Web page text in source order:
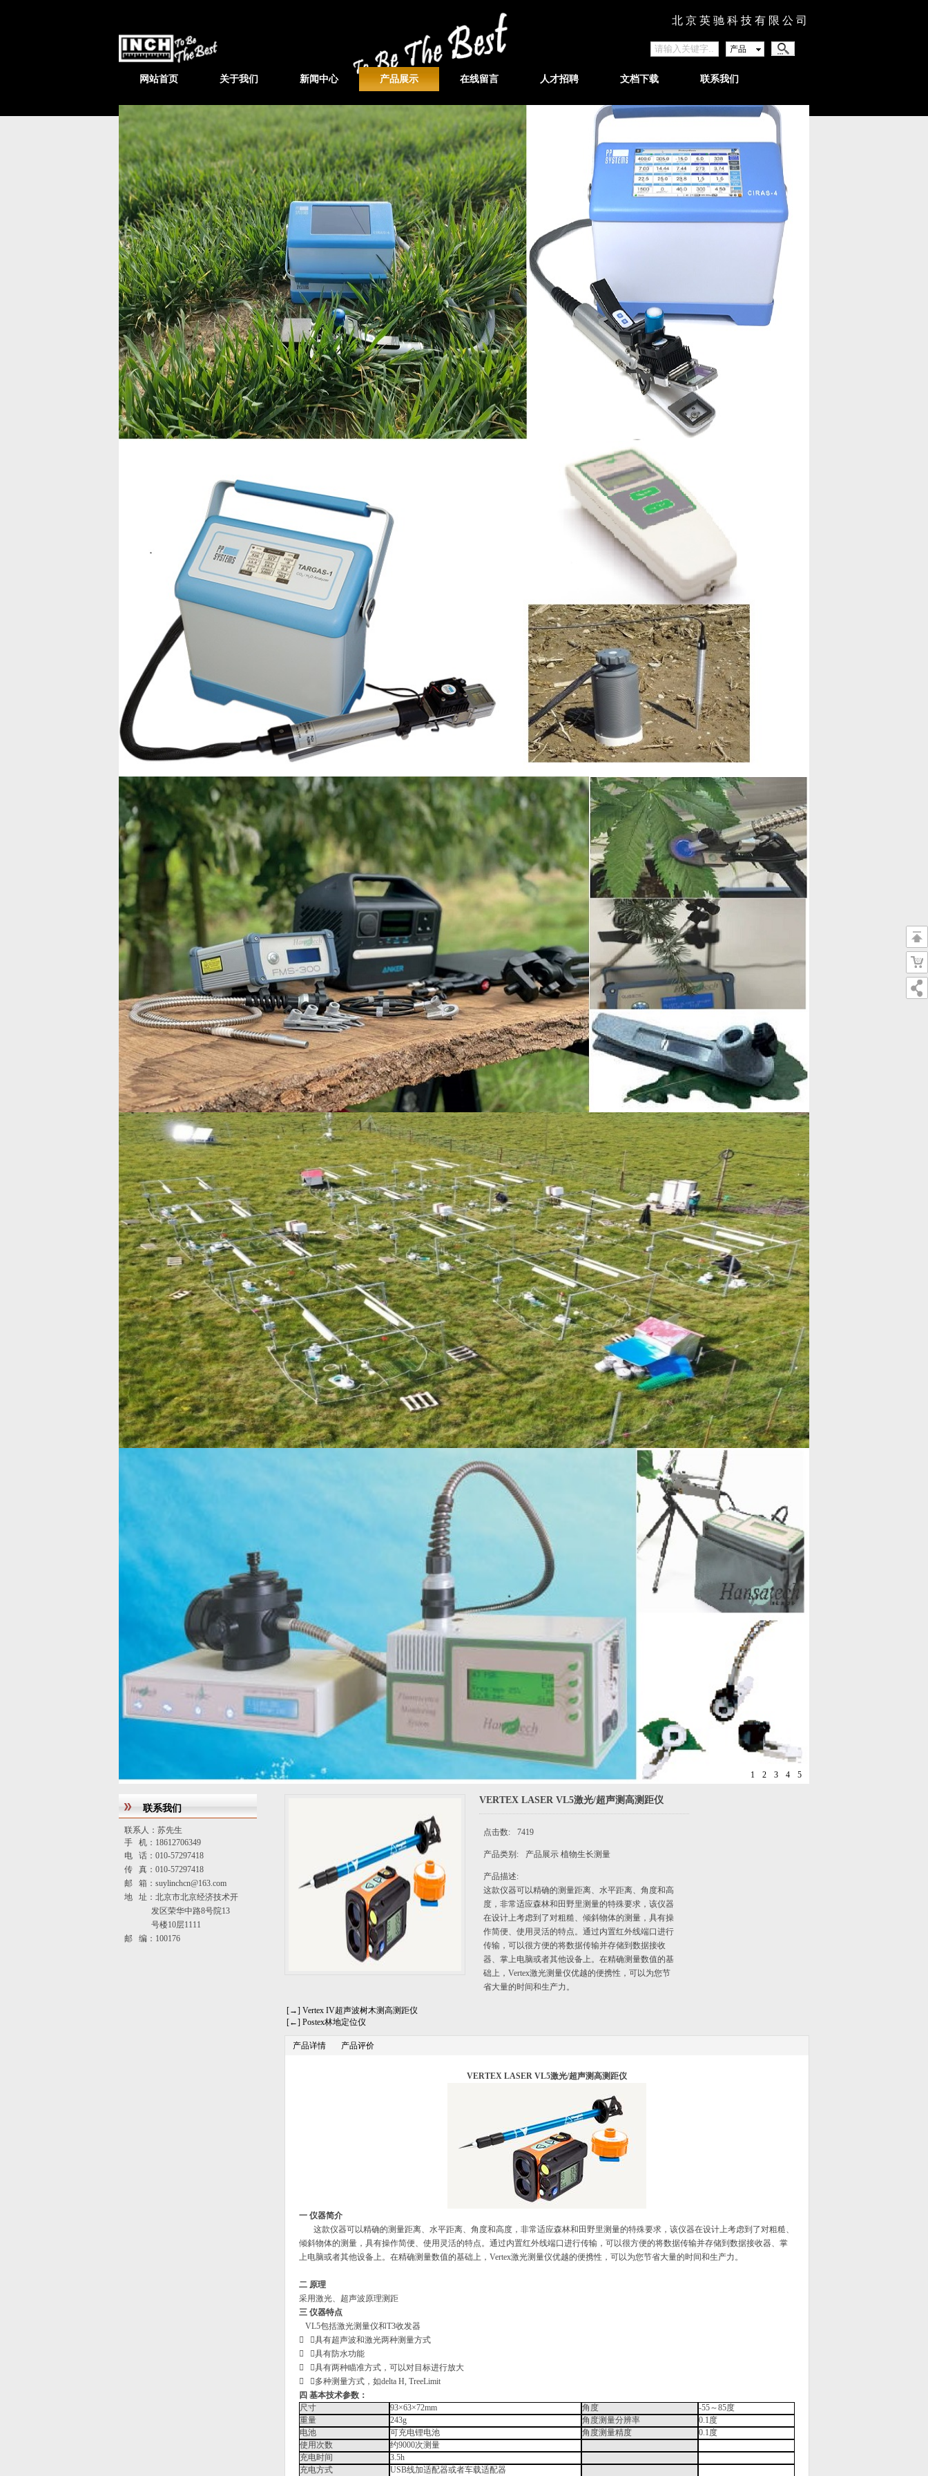
北 京 英 驰 科 技 有 限 公 司
产品
网站首页 关于我们 新闻中心 产品展示 在线留言 人才招聘 文档下载 联系我们
1 2 3 4 5
联系我们
联系人：苏先生
手 机：18612706349
电 话：010-57297418
传 真：010-57297418
邮 箱：suylinchcn@163.com
地 址：北京市北京经济技术开
发区荣华中路8号院13
号楼10层1111
邮 编：100176
VERTEX LASER VL5激光/超声测高测距仪
点击数: 7419
产品类别: 产品展示 植物生长测量
产品描述:
这款仪器可以精确的测量距离、水平距离、角度和高
度，非常适应森林和田野里测量的特殊要求，该仪器
在设计上考虑到了对粗糙、倾斜物体的测量，具有操
作简便、使用灵活的特点。通过内置红外线端口进行
传输，可以很方便的将数据传输并存储到数据接收
器、掌上电脑或者其他设备上。在精确测量数值的基
础上，Vertex激光测量仪优越的便携性，可以为您节
省大量的时间和生产力。
[→] Vertex IV超声波树木测高测距仪
[←] Postex林地定位仪
产品详情 产品评价
VERTEX LASER VL5激光/超声测高测距仪
一 仪器简介
这款仪器可以精确的测量距离、水平距离、角度和高度，非常适应森林和田野里测量的特殊要求，该仪器在设计上考虑到了对粗糙、
倾斜物体的测量，具有操作简便、使用灵活的特点。通过内置红外线端口进行传输，可以很方便的将数据传输并存储到数据接收器、掌
上电脑或者其他设备上。在精确测量数值的基础上， Vertex激光测量仪优越的便携性，可以为您节省大量的时间和生产力。
二 原理
采用激光、超声波原理测距
三 仪器特点
 VL5包括激光测量仪和T3收发器
 具有超声波和激光两种测量方式
 具有防水功能
 具有两种瞄准方式，可以对目标进行放大
 多种测量方式，如delta H, TreeLimit
四 基本技术参数：
尺寸
93×63×72mm 角度 -55～85度
重量
243g 角度测量分辨率 0.1度
电池
可充电锂电池 角度测量精度 0.1度
使用次数
约9000次测量
充电时间
3.5h
充电方式
USB线加适配器或者车载适配器